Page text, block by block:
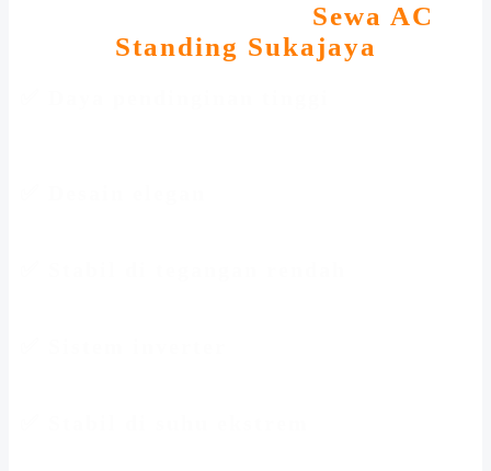
Sewa AC
Standing Sukajaya